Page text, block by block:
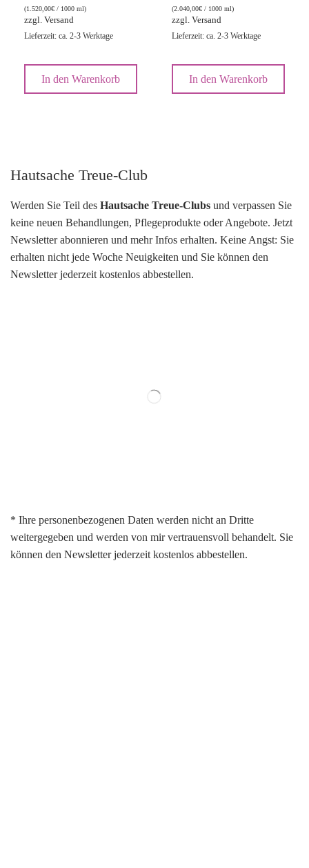
(1.520,00€ / 1000 ml)
zzgl. Versand
Lieferzeit: ca. 2-3 Werktage
In den Warenkorb
(2.040,00€ / 1000 ml)
zzgl. Versand
Lieferzeit: ca. 2-3 Werktage
In den Warenkorb
Hautsache Treue-Club
Werden Sie Teil des Hautsache Treue-Clubs und verpassen Sie
keine neuen Behandlungen, Pflegeprodukte oder Angebote. Jetzt
Newsletter abonnieren und mehr Infos erhalten. Keine Angst: Sie
erhalten nicht jede Woche Neuigkeiten und Sie können den
Newsletter jederzeit kostenlos abbestellen.
* Ihre personenbezogenen Daten werden nicht an Dritte
weitergegeben und werden von mir vertrauensvoll behandelt. Sie
können den Newsletter jederzeit kostenlos abbestellen.